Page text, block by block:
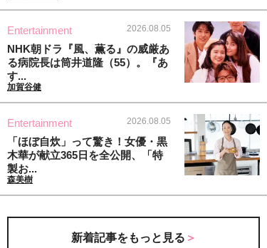
Entertainment 2026.08.05
NHK朝ドラ『風、薫る』の威厳あ
る病院長は筒井道隆（55）。『あ
す...
加賀谷健
Entertainment 2026.08.05
「ほぼ自炊」って驚き！女優・黒
木華が献立365日を全公開、「特
製お...
森美樹
新着記事をもっと見る